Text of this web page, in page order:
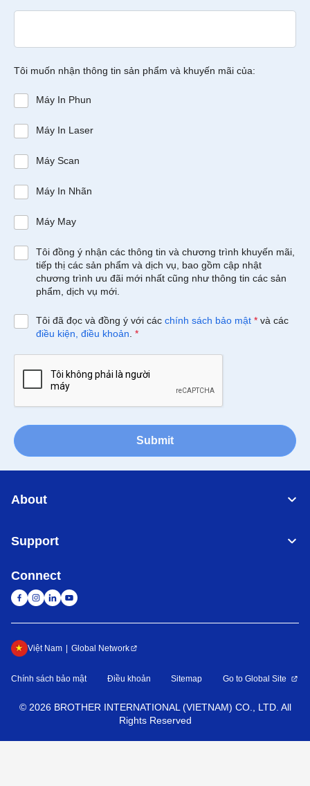
Tôi muốn nhận thông tin sản phẩm và khuyến mãi của:
Máy In Phun
Máy In Laser
Máy Scan
Máy In Nhãn
Máy May
Tôi đồng ý nhận các thông tin và chương trình khuyến mãi,
tiếp thị các sản phẩm và dịch vụ, bao gồm cập nhật
chương trình ưu đãi mới nhất cũng như thông tin các sản
phẩm, dịch vụ mới.
Tôi đã đọc và đồng ý với các chính sách bảo mật * và các
điều kiện, điều khoản *
Submit
About
Support
Connect
Việt Nam Global Network
Chính sách bảo mật Điều khoản Sitemap Go to Global Site
© 2026 BROTHER INTERNATIONAL (VIETNAM) CO., LTD. All
Rights Reserved